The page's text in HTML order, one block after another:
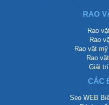
RAO
Rao
Rao
Rao vặt
Rao
Giải
CÁC
Seo WEB